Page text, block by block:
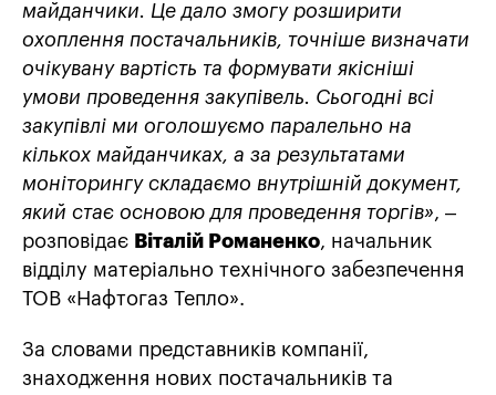
майданчики. Це дало змогу розширити
охоплення постачальників, точніше визначати
очікувану вартість та формувати якісніші
умови проведення закупівель. Сьогодні всі
закупівлі ми оголошуємо паралельно на
кількох майданчиках, а за результатами
моніторингу складаємо внутрішній документ,
який стає основою для проведення торгів», –
розповідає Віталій Романенко, начальник
відділу матеріально технічного забезпечення
ТОВ «Нафтогаз Тепло».
За словами представників компанії,
знаходження нових постачальників та